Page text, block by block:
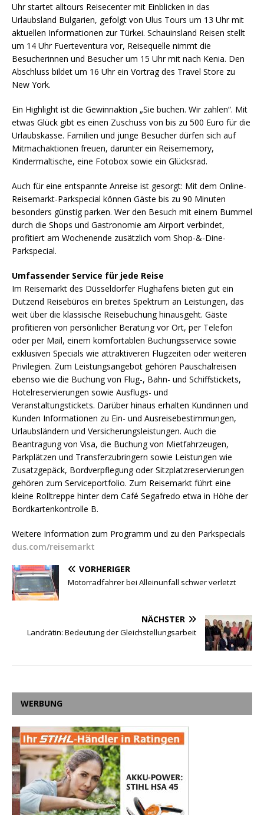
Uhr startet alltours Reisecenter mit Einblicken in das
Urlaubsland Bulgarien, gefolgt von Ulus Tours um 13 Uhr mit
aktuellen Informationen zur Türkei. Schauinsland Reisen stellt
um 14 Uhr Fuerteventura vor, Reisequelle nimmt die
Besucherinnen und Besucher um 15 Uhr mit nach Kenia. Den
Abschluss bildet um 16 Uhr ein Vortrag des Travel Store zu
New York.
Ein Highlight ist die Gewinnaktion „Sie buchen. Wir zahlen“. Mit
etwas Glück gibt es einen Zuschuss von bis zu 500 Euro für die
Urlaubskasse. Familien und junge Besucher dürfen sich auf
Mitmachaktionen freuen, darunter ein Reisememory,
Kindermaltische, eine Fotobox sowie ein Glücksrad.
Auch für eine entspannte Anreise ist gesorgt: Mit dem Online-
Reisemarkt-Parkspecial können Gäste bis zu 90 Minuten
besonders günstig parken. Wer den Besuch mit einem Bummel
durch die Shops und Gastronomie am Airport verbindet,
profitiert am Wochenende zusätzlich vom Shop-&-Dine-
Parkspecial.
Umfassender Service für jede Reise
Im Reisemarkt des Düsseldorfer Flughafens bieten gut ein
Dutzend Reisebüros ein breites Spektrum an Leistungen, das
weit über die klassische Reisebuchung hinausgeht. Gäste
profitieren von persönlicher Beratung vor Ort, per Telefon
oder per Mail, einem komfortablen Buchungsservice sowie
exklusiven Specials wie attraktiveren Flugzeiten oder weiteren
Privilegien. Zum Leistungsangebot gehören Pauschalreisen
ebenso wie die Buchung von Flug-, Bahn- und Schiffstickets,
Hotelreservierungen sowie Ausflugs- und
Veranstaltungstickets. Darüber hinaus erhalten Kundinnen und
Kunden Informationen zu Ein- und Ausreisebestimmungen,
Urlaubsländern und Versicherungsleistungen. Auch die
Beantragung von Visa, die Buchung von Mietfahrzeugen,
Parkplätzen und Transferzubringern sowie Leistungen wie
Zusatzgepäck, Bordverpflegung oder Sitzplatzreservierungen
gehören zum Serviceportfolio. Zum Reisemarkt führt eine
kleine Rolltreppe hinter dem Café Segafredo etwa in Höhe der
Bordkartenkontrolle B.
Weitere Information zum Programm und zu den Parkspecials
dus.com/reisemarkt
VORHERIGER
Motorradfahrer bei Alleinunfall schwer verletzt
NÄCHSTER
Landrätin: Bedeutung der Gleichstellungsarbeit
WERBUNG